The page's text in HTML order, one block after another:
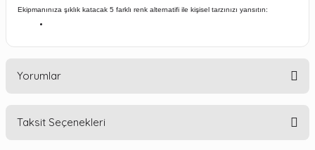
Ekipmanınıza şıklık katacak 5 farklı renk alternatifi ile kişisel tarzınızı yansıtın:
Yorumlar
Taksit Seçenekleri